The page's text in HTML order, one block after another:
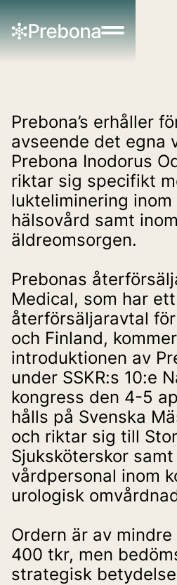
Prebona’s erhåller
avseende det egna
Prebona Inodorus
riktar sig specifikt
lukteliminering
hälsovård samt inom
äldreomsorgen.
Prebonas
Medical, som har
återförsäljaravtal
och Finland,
introduktionen av
under SSKR:s 10:e
kongress den 4-5
hålls på Svenska
och riktar sig till
Sjuksköterskor
vårdpersonal inom
urologisk
Ordern är av
400 tkr, men
strategisk